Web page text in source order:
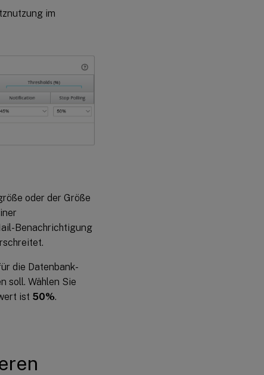
im
oder der Größe
Benachrichtigung
die Datenbank-
soll. Wählen Sie
ist 50%.